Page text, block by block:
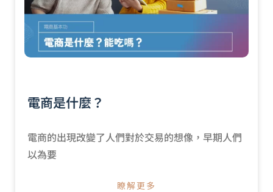
電商是什麼？
電商的出現改變了人們對於交易的想像，早期人們
以為要
瞭解更多